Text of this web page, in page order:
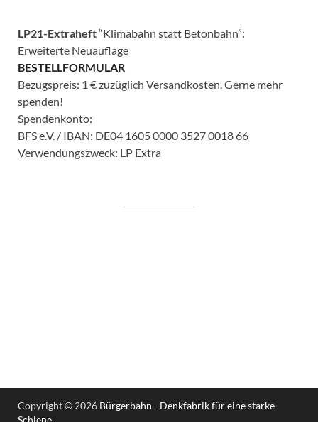
LP21-Extraheft“Klimabahn statt Betonbahn”:
Erweiterte Neuauflage
BESTELLFORMULAR
Bezugspreis: 1 € zuzüglich Versandkosten. Gerne mehr
spenden!
Spendenkonto:
BFS e.V. / IBAN: DE04 1605 0000 3527 0018 66
Verwendungszweck: LP Extra
Copyright © 2026 Bürgerbahn - Denkfabrik für eine starke
Schiene